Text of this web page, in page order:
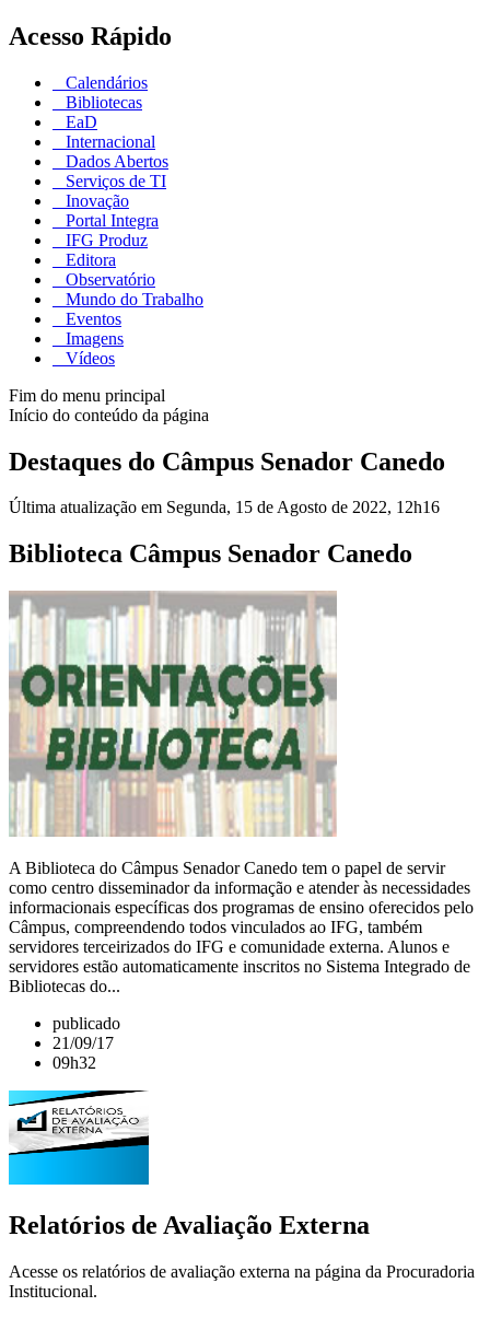
Acesso Rápido
Calendários
Bibliotecas
EaD
Internacional
Dados Abertos
Serviços de TI
Inovação
Portal Integra
IFG Produz
Editora
Observatório
Mundo do Trabalho
Eventos
Imagens
Vídeos
Fim do menu principal
Início do conteúdo da página
Destaques do Câmpus Senador Canedo
Última atualização em Segunda, 15 de Agosto de 2022, 12h16
Biblioteca Câmpus Senador Canedo
A Biblioteca do Câmpus Senador Canedo tem o papel de servir
como centro disseminador da informação e atender às necessidades
informacionais específicas dos programas de ensino oferecidos pelo
Câmpus, compreendendo todos vinculados ao IFG, também
servidores terceirizados do IFG e comunidade externa. Alunos e
servidores estão automaticamente inscritos no Sistema Integrado de
Bibliotecas do...
publicado
21/09/17
09h32
Relatórios de Avaliação Externa
Acesse os relatórios de avaliação externa na página da Procuradoria
Institucional.